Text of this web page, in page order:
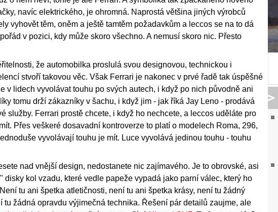
navíc elektrického, je ohromná. Naprostá většina jiných výrobců
vyhovět těm, oněm a ještě tamtěm požadavkům a leccos se na to dá
v pozici, kdy může skoro všechno. A nemusí skoro nic. Přesto
že automobilka proslulá svou designovou, technickou i
stvoří takovou věc. Však Ferrari je nakonec v prvé řadě tak úspěšné
v lidech vyvolávat touhu po svých autech, i když po nich původně ani
tomu drží zákazníky v šachu, i když jim - jak říká Jay Leno - prodává
služby. Ferrari prostě chcete, i když ho nechcete, a leccos uděláte pro
Přes veškeré dosavadní kontroverze to platí o modelech Roma, 296,
vyvolávají touhu je mít. Luce vyvolává jedinou touhu - touhu
nad vnější design, nedostanete nic zajímavého. Je to obrovské, asi
disky kol vzadu, které vedle papeže vypadá jako parní válec, který ho
tu ani špetka atletičnosti, není tu ani špetka krásy, není tu žádný
tu žádná opravdu výjimečná technika. Řešení pár detailů zaujme, ale